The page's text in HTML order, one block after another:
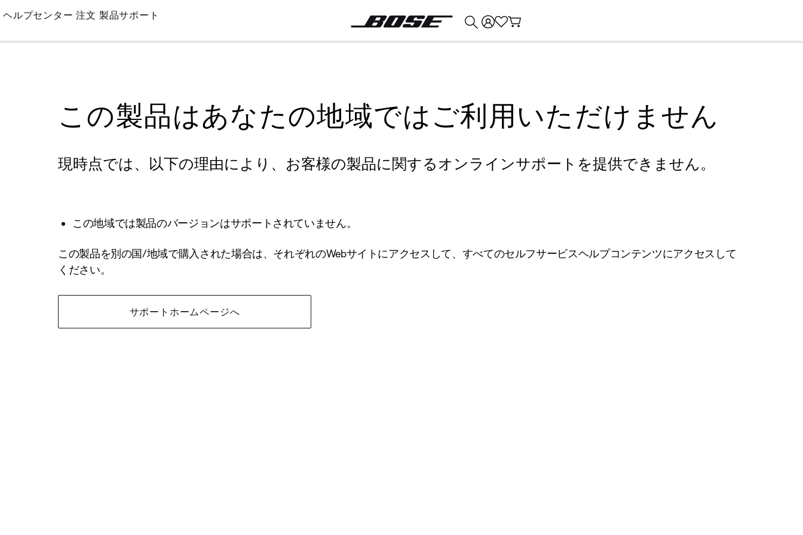
Skip
Main
ヘルプセンター 注文 製品サポート
この製品はあなたの地域ではご利用いただけません
現時点では、以下の理由により、お客様の製品に関するオンラインサポートを提供できません。
この地域では製品のバージョンはサポートされていません。
この製品を別の国/地域で購入された場合は、それぞれのWebサイトにアクセスして、すべてのセルフサービスヘルプコンテンツにアクセスして
ください。
サポートホームページへ